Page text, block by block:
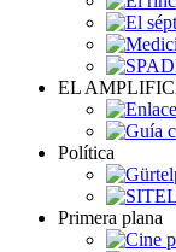
EL
Política
Primera plana